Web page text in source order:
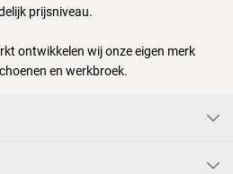
prijsniveau.
ontwikkelen wij onze eigen merk
en werkbroek.